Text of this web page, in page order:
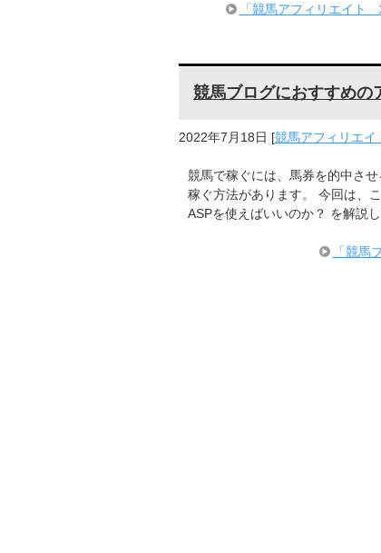
「競馬アフィリエイ
競馬ブログにおすすめ
2022年7月18日 [競馬アフィリエイ
競馬で稼ぐには、馬券を的中さ
稼ぐ方法があります。 今回は、
ASPを使えばいいのか？ を解説
「競馬